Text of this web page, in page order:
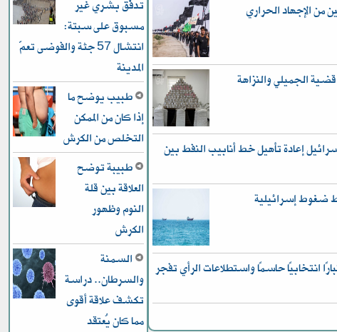
من الإجهاد الحراري
دينار في قضية الجميلي والنزاهة
إعادة تأهيل خط أنابيب النفط بين
ضغوط إسرائيلية
انتخابيًا حاسمًا واستطلاعات الرأي تفجر
تدفّق بشري غير
مسبوق على سبتة:
انتشال 57 جثة والفوضى تعمّ
المدينة
طبيب يوضح ما
إذا كان من الممكن
التخلص من الكرش
طبيبة توضح
العلاقة بين قلة
النوم وظهور
الكرش
السمنة
والسرطان.. دراسة
تكشف علاقة أقوى
مما كان يُعتقد